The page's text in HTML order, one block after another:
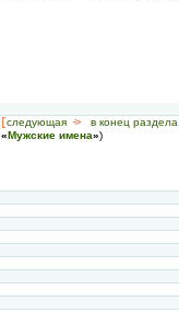
следующая -> в конец раздела
«Мужские имена»)